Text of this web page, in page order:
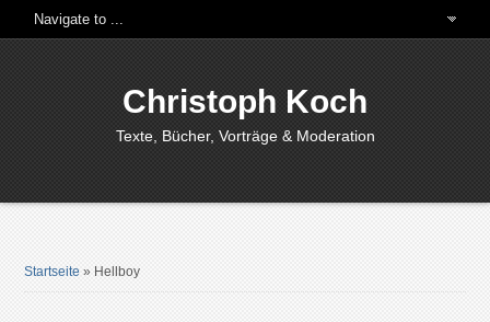
Christoph Koch
Texte, Bücher, Vorträge & Moderation
Startseite » Hellboy